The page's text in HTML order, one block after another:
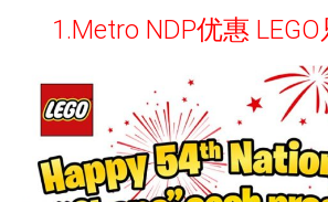
1.Metro NDP优惠